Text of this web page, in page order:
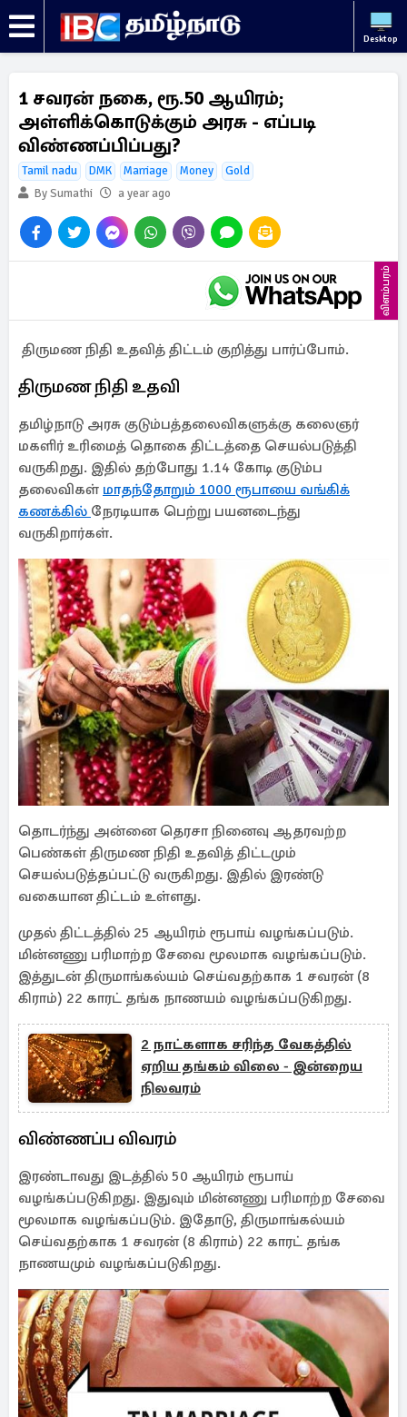
Desktop
1 சவரன் நகை, ரூ.50 ஆயிரம்;
அள்ளிக்கொடுக்கும் அரசு - எப்படி
விண்ணப்பிப்பது?
Tamil nadu DMK Marriage Money
Gold
By Sumathi
a year ago
விளம்பரம்
திருமண நிதி உதவித் திட்டம் குறித்து பார்ப்போம்.
திருமண நிதி உதவி
தமிழ்நாடு அரசு குடும்பத்தலைவிகளுக்கு கலைஞர்
மகளிர் உரிமைத் தொகை திட்டத்தை செயல்படுத்தி
வருகிறது. இதில் தற்போது 1.14 கோடி குடும்ப
தலைவிகள் மாதந்தோறும் 1000 ரூபாயை வங்கிக்
கணக்கில் நேரடியாக பெற்று பயனடைந்து
வருகிறார்கள்.
தொடர்ந்து அன்னை தெரசா நினைவு ஆதரவற்ற
பெண்கள் திருமண நிதி உதவித் திட்டமும்
செயல்படுத்தப்பட்டு வருகிறது. இதில் இரண்டு
வகையான திட்டம் உள்ளது.
முதல் திட்டத்தில் 25 ஆயிரம் ரூபாய் வழங்கப்படும்.
மின்னணு பரிமாற்ற சேவை மூலமாக வழங்கப்படும்.
இத்துடன் திருமாங்கல்யம் செய்வதற்காக 1 சவரன் (8
கிராம்) 22 காரட் தங்க நாணயம் வழங்கப்படுகிறது.
2 நாட்களாக சரிந்த வேகத்தில்
ஏறிய தங்கம் விலை - இன்றைய
நிலவரம்
விண்ணப்ப விவரம்
இரண்டாவது இடத்தில் 50 ஆயிரம் ரூபாய்
வழங்கப்படுகிறது. இதுவும் மின்னணு பரிமாற்ற சேவை
மூலமாக வழங்கப்படும். இதோடு, திருமாங்கல்யம்
செய்வதற்காக 1 சவரன் (8 கிராம்) 22 காரட் தங்க
நாணயமும் வழங்கப்படுகிறது.